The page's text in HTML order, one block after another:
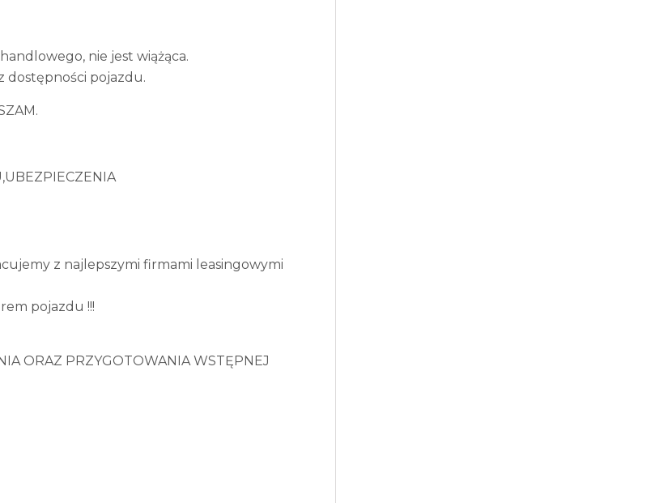
nie jest wiążąca.
dostępności pojazdu.
z najlepszymi firmami leasingowymi
pojazdu !!!
ORAZ PRZYGOTOWANIA WSTĘPNEJ